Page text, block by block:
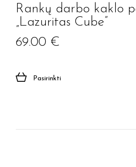
Rankų darbo kaklo
„Lazuritas Cube”
69.00 €
Pasirinkti